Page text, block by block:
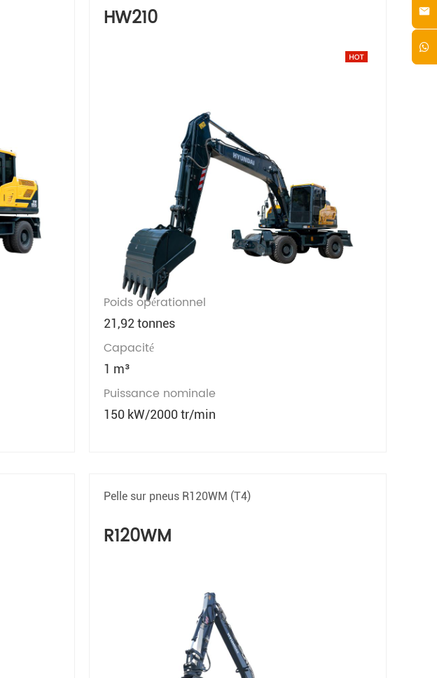
HW210
Poids opérationnel
21,92 tonnes
Capacité
1 m³
Puissance nominale
150 kW/2000 tr/min
Pelle sur pneus R120WM (T4)
R120WM